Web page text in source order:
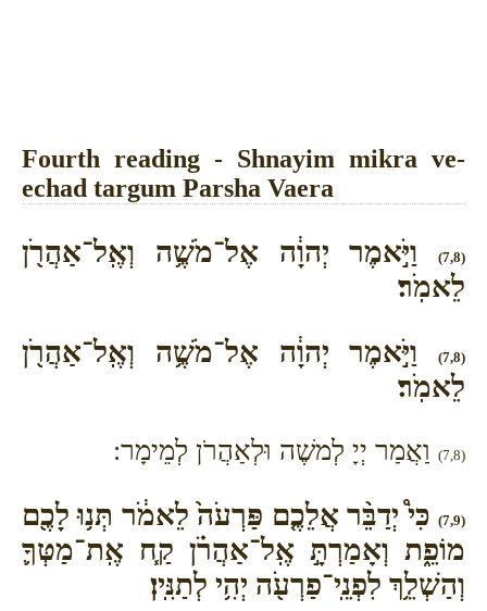
Fourth reading - Shnayim mikra ve-
echad targum Parsha Vaera
(7,8)
וַיֹּ֣אמֶר יְהוָ֔ה אֶל־מֹשֶׁ֥ה וְאֶֽל־אַהֲרֹ֖ן
לֵאמֹֽר׃
(7,8)
וַיֹּ֣אמֶר יְהוָ֔ה אֶל־מֹשֶׁ֥ה וְאֶֽל־אַהֲרֹ֖ן
לֵאמֹֽר׃
(7,8) וַאֲמַר יְיָ לְמשֶׁה וּלְאַהֲרֹן לְמֵימָר:
(7,9)
כִּי֩ יְדַבֵּ֨ר אֲלֵכֶ֤ם פַּרְעֹה֙ לֵאמֹ֔ר תְּנ֥וּ לָכֶ֖ם
מוֹפֵ֑ת וְאָמַרְתָּ֣ אֶֽל־אַהֲרֹ֗ן קַ֧ח אֶֽת־מַטְּךָ֛
וְהַשְׁלֵ֥ךְ לִפְנֵֽי־פַרְעֹ֖ה יְהִ֥י לְתַנִּֽין׃